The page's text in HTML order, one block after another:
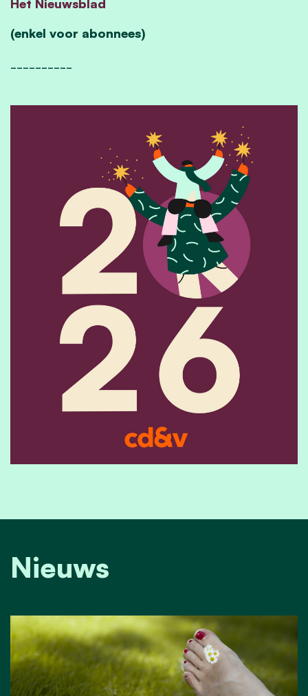
Het Nieuwsblad
(enkel voor abonnees)
Nieuws